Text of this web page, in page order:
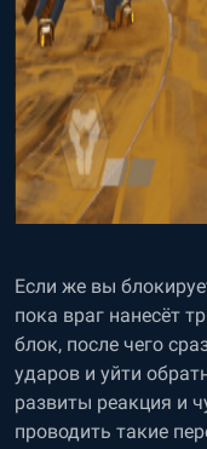
Если же вы
пока враг нанесёт
блок, после чего
ударов и уйти
развиты реакция и
проводить такие